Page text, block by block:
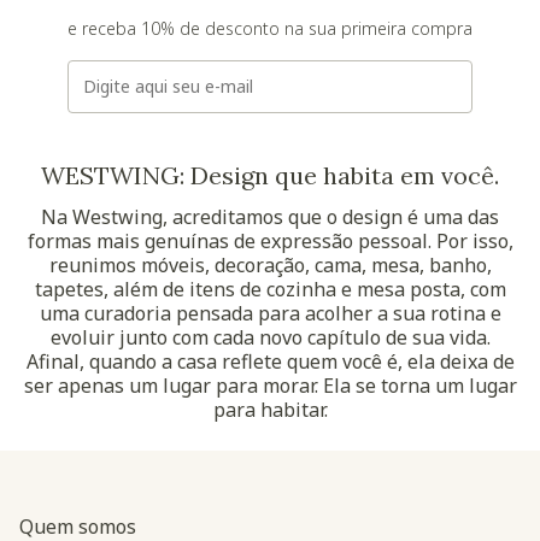
e receba 10% de desconto na sua primeira compra
E-mail
WESTWING: Design que habita em você.
Na Westwing, acreditamos que o design é uma das
formas mais genuínas de expressão pessoal. Por isso,
reunimos móveis, decoração, cama, mesa, banho,
tapetes, além de itens de cozinha e mesa posta, com
uma curadoria pensada para acolher a sua rotina e
evoluir junto com cada novo capítulo de sua vida.
Afinal, quando a casa reflete quem você é, ela deixa de
ser apenas um lugar para morar. Ela se torna um lugar
para habitar.
Quem somos